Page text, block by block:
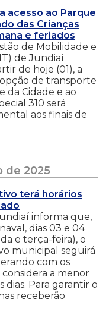
acesso ao Parque
das Crianças
e feriados
de Mobilidade e
de Jundiaí
de hoje (01), a
de transporte
da Cidade e ao
310 será
aos finais de
de 2025
terá horários
informa que,
dias 03 e 04
e terça-feira), o
municipal seguirá
com os
a menor
dias. Para garantir o
receberão